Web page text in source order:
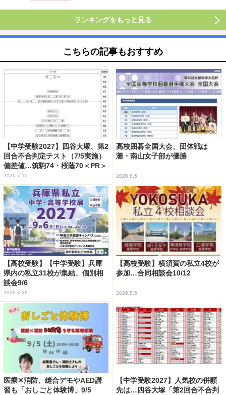
ランキングをもっと見る
こちらの記事もおすすめ
【中学受験2027】四谷大塚、第2
回合不合判定テスト（7/5実施）
偏差値…筑駒74・桜蔭70＜PR＞
2026.7.10
高校囲碁全国大会、団体戦は
灘・南山女子部が優勝
2026.8.5
【高校受験】【中学受験】兵庫
県内の私立31校が集結、個別相
談会9/6
2026.7.28
【高校受験】横須賀の私立4校が
参加…合同相談会10/12
2026.8.5
医療✕消防、縫合デモやAED講
習も「おしごと体験博」9/5
【中学受験2027】人気校の併願
先は…四谷大塚「第2回合不合判